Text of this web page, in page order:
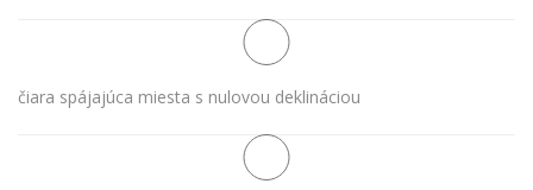
čiara spájajúca miesta s nulovou deklináciou